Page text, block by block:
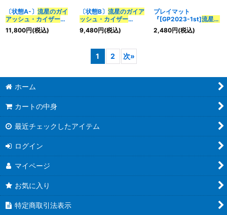
〔状態A-〕 流星のガイ
アッシュ・カイザー
【SR】{ART054/5}
《多》
11,800円(税込)
〔状態B〕 流星のガイア
ッシュ・カイザー
【SR】{ART054/5}
《多》
9,480円(税込)
プレイマット
『[GP2023-1st]流星の
ガイアッシュ・カイザ
ー』【サプライ】{-}
2,480円(税込)
1 2 次»
ホーム
カートの中身
最近チェックしたアイテム
ログイン
マイページ
お気に入り
特定商取引法表示